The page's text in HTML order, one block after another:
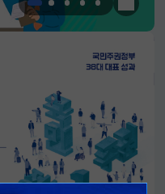
한눈에